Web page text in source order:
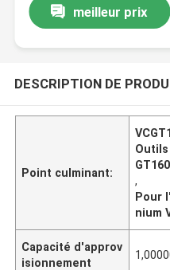
meilleur prix
DESCRIPTION DE
Point culminant:
Outils
,
Pour
nium
Capacité d'approv
isionnement